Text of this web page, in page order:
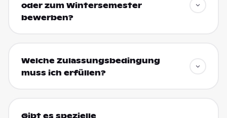
oder zum Wintersemester
bewerben?
Welche Zulassungsbedingung
muss ich erfüllen?
Gibt es spezielle